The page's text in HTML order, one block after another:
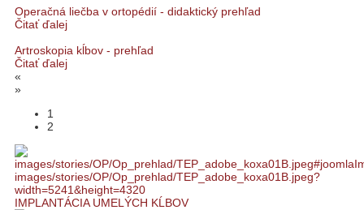
Operačná liečba v ortopédií - didaktický prehľad
Čitať ďalej
Artroskopia kĺbov - prehľad
Čitať ďalej
«
»
1
2
IMPLANTÁCIA UMELÝCH KĹBOV